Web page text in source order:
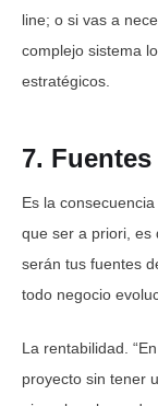
line; o si vas a
complejo sistema
estratégicos.
7.
Es la
que ser a priori, es
serán tus fuentes
todo negocio
La rentabilidad.
proyecto sin tener